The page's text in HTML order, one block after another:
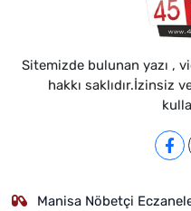
Sitemizde bulunan yazı ,
hakkı saklıdır.İzinsiz
Manisa Nöbetçi